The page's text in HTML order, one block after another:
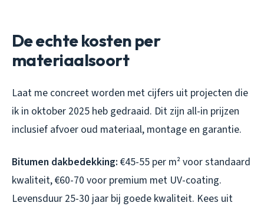
De echte kosten per
materiaalsoort
Laat me concreet worden met cijfers uit projecten die
ik in oktober 2025 heb gedraaid. Dit zijn all-in prijzen
inclusief afvoer oud materiaal, montage en garantie.
Bitumen dakbedekking: €45-55 per m² voor standaard
kwaliteit, €60-70 voor premium met UV-coating.
Levensduur 25-30 jaar bij goede kwaliteit. Kees uit